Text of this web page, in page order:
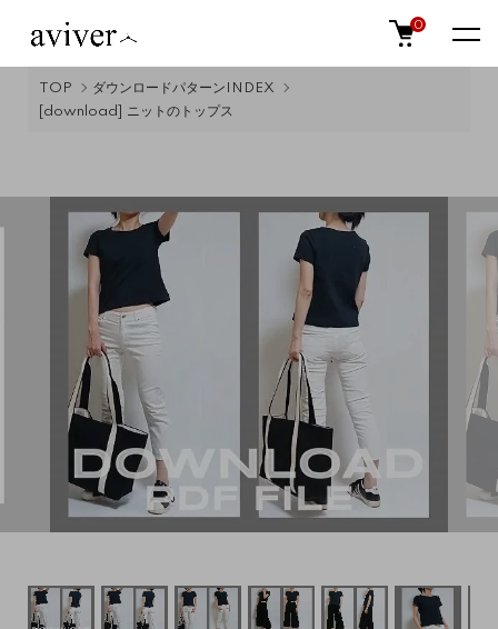
0
TOP
ダウンロードパターンINDEX
[download] ニットのトップス